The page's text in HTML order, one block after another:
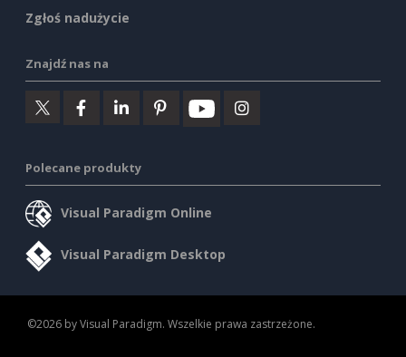
Zgłoś nadużycie
Znajdź nas na
Polecane produkty
Visual Paradigm Online
Visual Paradigm Desktop
©2026 by Visual Paradigm. Wszelkie prawa zastrzeżone.